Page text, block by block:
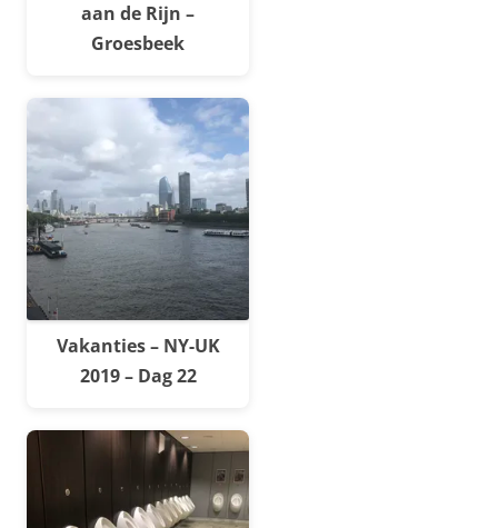
aan de Rijn –
Groesbeek
Vakanties – NY-UK
2019 – Dag 22